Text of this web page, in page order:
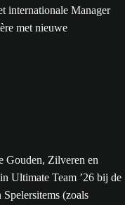
internationale Manager
met nieuwe
Gouden, Zilveren en
Ultimate Team ’26 bij de
Spelersitems (zoals